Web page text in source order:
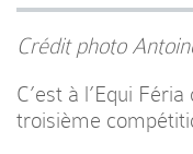
Crédit photo
C’est à l’Equi
troisième